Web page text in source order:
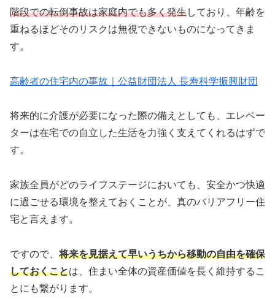
階段での転倒事故は家庭内でも多く発生しており、年齢を
重ねるほどそのリスクは無視できないものになってきま
す。
高齢者の住宅内の事故｜公益財団法人 長寿科学振興財団
将来的に介護が必要になった際の備えとしても、エレベー
ターは在宅での自立した生活を力強く支えてくれるはずで
す。
家族全員がどのライフステージにおいても、安全かつ快適
に過ごせる環境を整えておくことが、真のバリアフリー住
宅と言えます。
ですので、将来を見据えて早いうちから移動の自由を確保
しておくことは、住まい全体の資産価値を長く維持するこ
とにも繋がります。